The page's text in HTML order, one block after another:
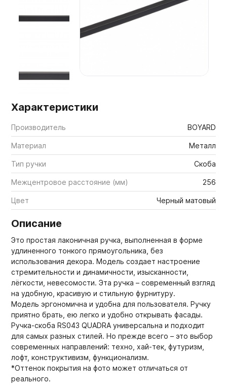
Мебельные образцы, каталоги
Характеристики
Производитель BOYARD
Материал Металл
Тип ручки Скоба
Межцентровое расстояние (мм) 256
Цвет Черный матовый
Описание
Это простая лаконичная ручка, выполненная в форме
удлиненного тонкого прямоугольника, без
использования декора. Модель создает настроение
стремительности и динамичности, изысканности,
лёгкости, невесомости. Эта ручка – современный взгляд
на удобную, красивую и стильную фурнитуру.
Модель эргономична и удобна для пользователя. Ручку
приятно брать, ею легко и удобно открывать фасады.
Ручка-скоба RS043 QUADRA универсальна и подходит
для самых разных стилей. Но прежде всего – это выбор
современных направлений: техно, хай-тек, футуризм,
лофт, конструктивизм, функционализм.
*Оттенок покрытия на фото может отличаться от
реального.